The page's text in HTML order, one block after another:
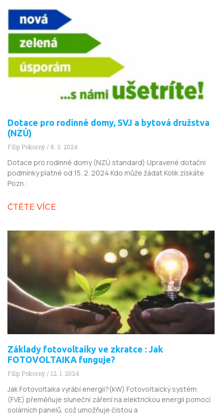
Dotace pro rodinné domy, SVJ a bytová družstva
(NZÚ)
Filip Pokorný 8. 3. 2024
Dotace pro rodinné domy (NZÚ standard) Upravené dotační
podmínky platné od 15. 2. 2024 Kdo může žádat Kolik získáte
Pozn.:
ČTĚTE VÍCE
Základy fotovoltaiky ve zkratce : Jak
FOTOVOLTAIKA funguje?
Filip Pokorný 12. 1. 2024
Jak Fotovoltaika vyrábí energii?(kW) Fotovoltaický systém
(FVE) přeměňuje sluneční záření na elektrickou energii pomocí
solárních panelů, což umožňuje čistou a